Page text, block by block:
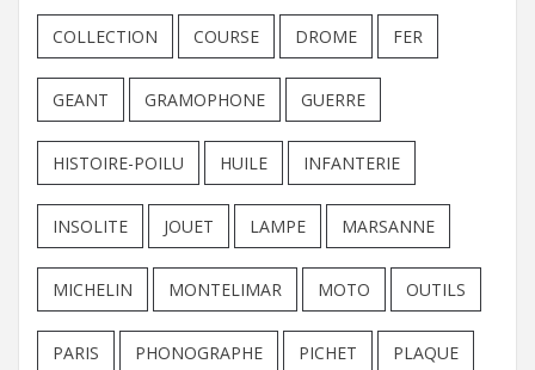
COLLECTION COURSE DROME FER
GEANT GRAMOPHONE GUERRE
HISTOIRE-POILU HUILE INFANTERIE
INSOLITE JOUET LAMPE MARSANNE
MICHELIN MONTELIMAR MOTO OUTILS
PARIS PHONOGRAPHE PICHET PLAQUE